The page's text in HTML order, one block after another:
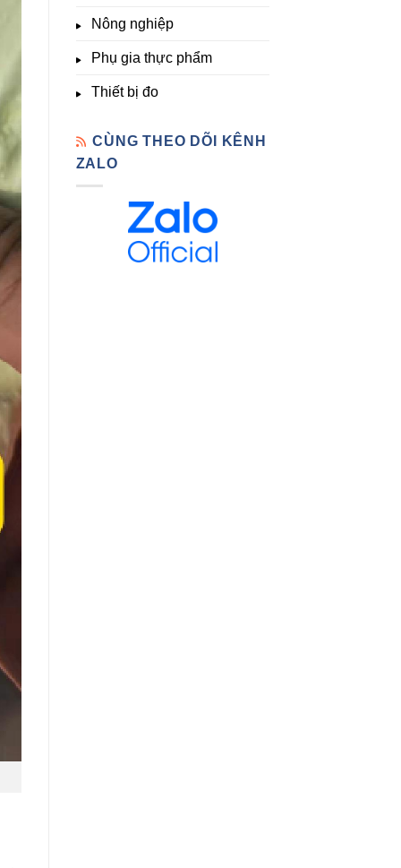
Nông nghiệp
Phụ gia thực phẩm
Thiết bị đo
CÙNG THEO DÕI KÊNH
ZALO